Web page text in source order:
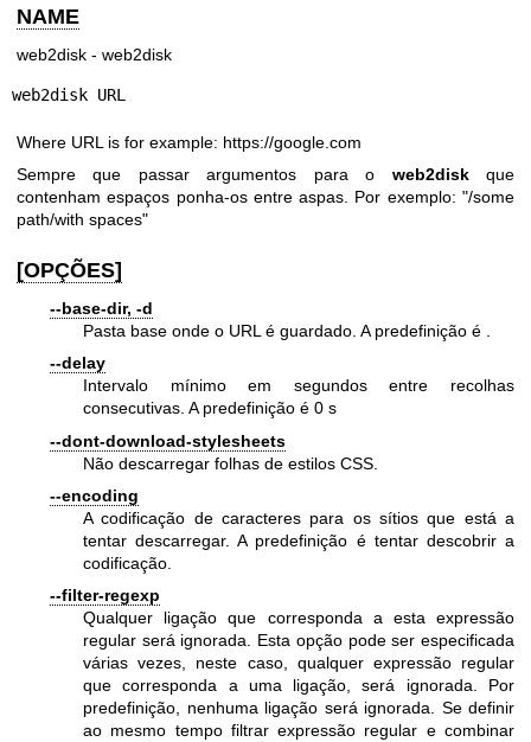
NAME
web2disk - web2disk
web2disk URL
Where URL is for example: https://google.com
Sempre que passar argumentos para o web2diskque
contenham espaços ponha-os entre aspas. Por exemplo: "/some
path/with spaces"
[OPÇÕES]
--base-dir, -d
Pasta base onde o URL é guardado. A predefinição é .
--delay
Intervalo mínimo em segundos entre recolhas
consecutivas. A predefinição é 0 s
--dont-download-stylesheets
Não descarregar folhas de estilos CSS.
--encoding
A codificação de caracteres para os sítios que está a
tentar descarregar. A predefinição é tentar descobrir a
codificação.
--filter-regexp
Qualquer ligação que corresponda a esta expressão
regular será ignorada. Esta opção pode ser especificada
várias vezes, neste caso, qualquer expressão regular
que corresponda a uma ligação, será ignorada. Por
predefinição, nenhuma ligação será ignorada. Se definir
ao mesmo tempo filtrar expressão regular e combinar